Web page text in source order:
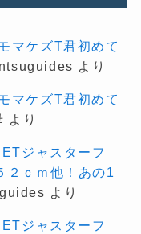
マケズT君初めて
より
マケズT君初めて
より
ジャスターフ
２ｃｍ他！あの1
より
ジャスターフ